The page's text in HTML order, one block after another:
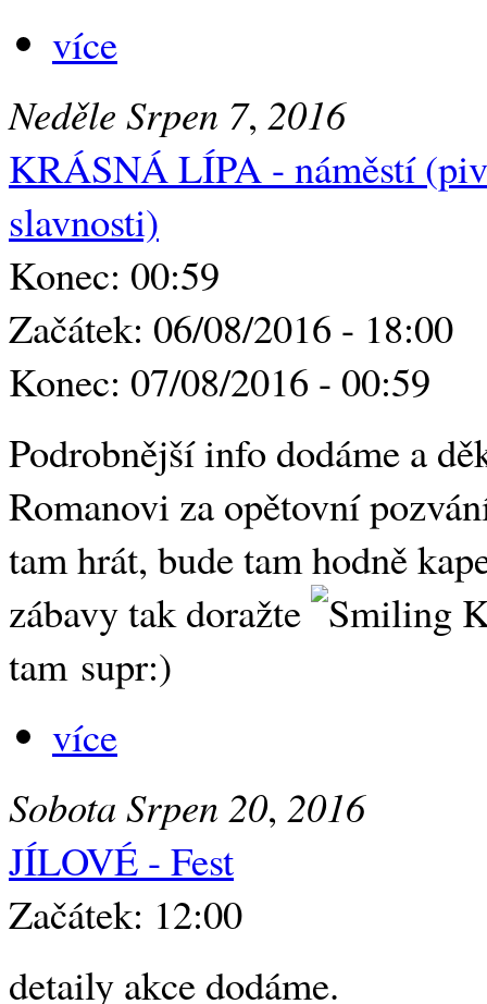
více
Neděle Srpen 7, 2016
KRÁSNÁ LÍPA - náměstí
slavnosti)
Konec: 00:59
Začátek: 06/08/2016 - 18:00
Konec: 07/08/2016 - 00:59
Podrobnější info dodáme a
Romanovi za opětovní
tam hrát, bude tam hodně
zábavy tak doražte
tam supr:)
více
Sobota Srpen 20, 2016
JÍLOVÉ - Fest
Začátek: 12:00
detaily akce dodáme.